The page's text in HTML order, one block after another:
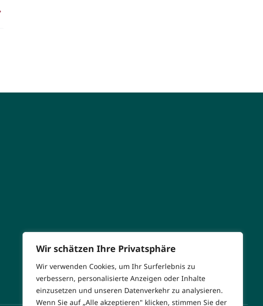
Wir schätzen Ihre Privatsphäre
Wir verwenden Cookies, um Ihr Surferlebnis zu
verbessern, personalisierte Anzeigen oder Inhalte
einzusetzen und unseren Datenverkehr zu analysieren.
Wenn Sie auf „Alle akzeptieren" klicken, stimmen Sie der